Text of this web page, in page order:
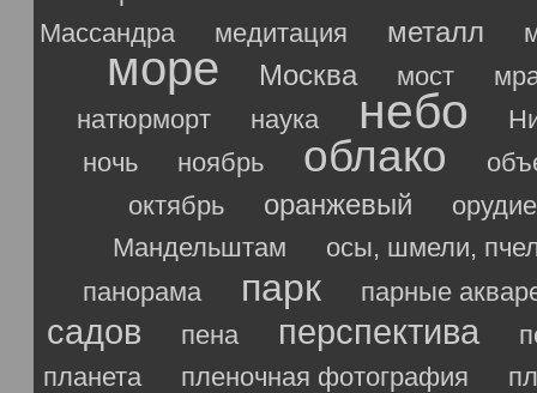
Массандра
медитация металл
море Москва мост
натюрморт
наука небо
ночь
ноябрь облако
октябрь
оранжевый
орудие
Мандельштам
осы, шмели,
панорама
парк парные
садов пена перспектива
планета
пленочная фотография